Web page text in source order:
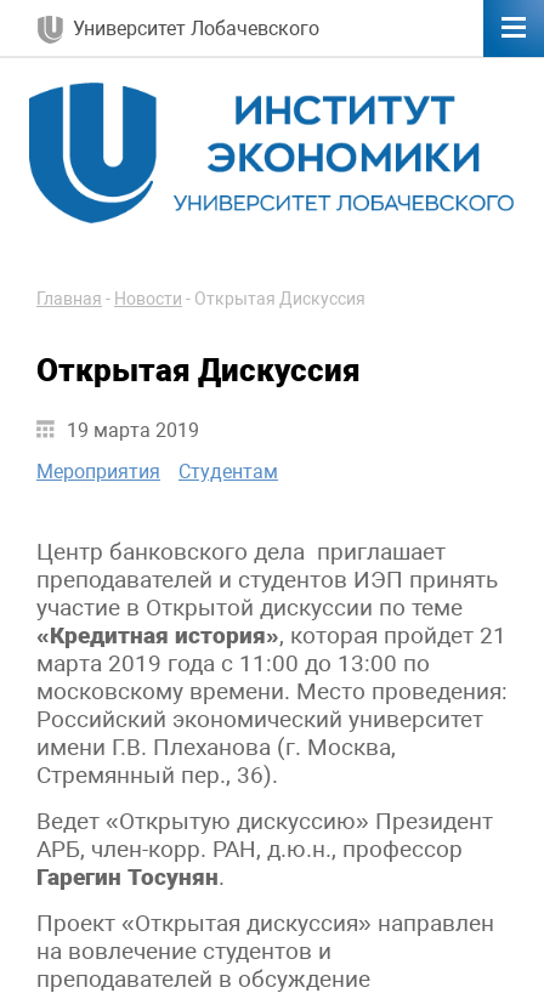
Университет Лобачевского
Главная - Новости - Открытая Дискуссия
Открытая Дискуссия
19 марта 2019
Мероприятия
Студентам
Центр банковского дела приглашает
преподавателей и студентов ИЭП принять
участие в Открытой дискуссии по теме
«Кредитная история», которая пройдет 21
марта 2019 года с 11:00 до 13:00 по
московскому времени. Место проведения:
Российский экономический университет
имени Г.В. Плеханова (г. Москва,
Стремянный пер., 36).
Ведет «Открытую дискуссию» Президент
АРБ, член-корр. РАН, д.ю.н., профессор
Гарегин Тосунян.
Проект «Открытая дискуссия» направлен
на вовлечение студентов и
преподавателей в обсуждение